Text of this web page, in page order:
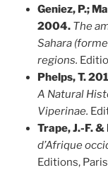
Geniez, P.;
2004. The
Sahara
regions.
Phelps, T.
A Natural
Viperinae.
Trape, J.-F.
d’Afrique
Editions,